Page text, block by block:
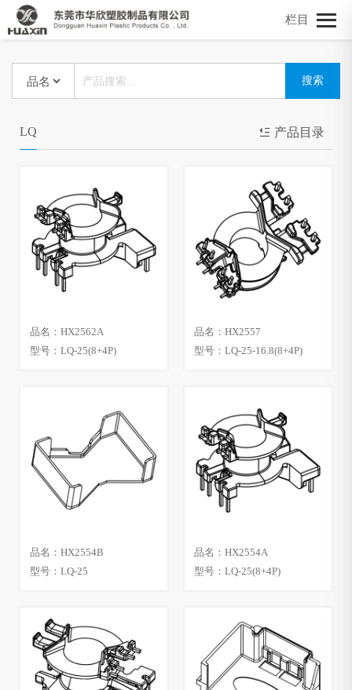
栏目
LQ 产品目录
品名：HX2562A
型号：LQ-25(8+4P)
品名：HX2557
型号：LQ-25-16.8(8+4P)
品名：HX2554B
型号：LQ-25
品名：HX2554A
型号：LQ-25(8+4P)